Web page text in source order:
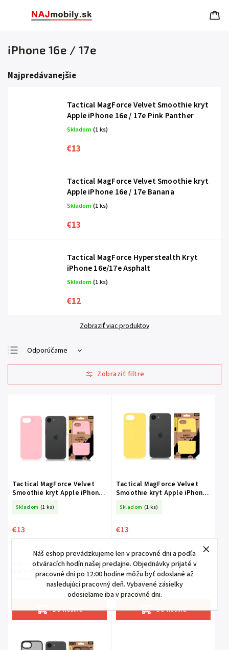
Náš eshop prevádzkujeme len v pracovné dni a podľa
otváracích hodín našej predajne. Objednávky prijaté v
pracovné dni po 12:00 hodine môžu byť odoslané až
nasledujúci pracovný deň. Vybavené zásielky
odosielame iba v pracovné dni.
iPhone 16e / 17e
Najpredávanejšie
Tactical MagForce Velvet Smoothie kryt
Apple iPhone 16e / 17e Pink Panther
Skladom(1 ks)
€13
Tactical MagForce Velvet Smoothie kryt
Apple iPhone 16e / 17e Banana
Skladom(1 ks)
€13
Tactical MagForce Hyperstealth Kryt
iPhone 16e/17e Asphalt
Skladom(1 ks)
€12
Zobraziť viac produktov
Odporúčame
Najlacnejšie
Najdrahšie
Abecedne
Tactical MagForce Velvet
Smoothie kryt Apple iPhone
Skladom (1 ks)
€10,57 bez DPH
€13
Do košíka
farba: Pink Panther MagforceTactical
MagForce Velvet Smoothie je vybavený
funkciou MagSafe.Pripravený na
bezdrôtové nabíjanie alebo ďalšie
magnetické funkcie MagSafe...
Tactical MagForce Velvet
Smoothie kryt Apple iPhone
Skladom (1 ks)
€10,57 bez DPH
€13
Do košíka
farba: Banana - ako žltý signál :)
MagforceTactical MagForce Velvet
Smoothie je vybavený funkciou
MagSafe.Pripravený na bezdrôtové
nabíjanie alebo ďalšie magnetické...